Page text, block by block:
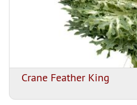
Crane Feather King